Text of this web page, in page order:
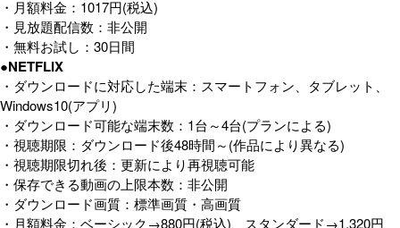
・月額料金：1017円(税込)
・見放題配信数：非公開
・無料お試し：30日間
●NETFLIX
・ダウンロードに対応した端末：スマートフォン、タブレット、
Windows10(アプリ)
・ダウンロード可能な端末数：1台～4台(プランによる)
・視聴期限：ダウンロード後48時間～(作品により異なる)
・視聴期限切れ後：更新により再視聴可能
・保存できる動画の上限本数：非公開
・ダウンロード画質：標準画質・高画質
・月額料金：ベーシック→880円(税込)、スタンダード→1,320円